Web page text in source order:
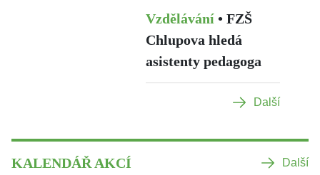
Vzdělávání • FZŠ
Chlupova hledá
asistenty pedagoga
Další
KALENDÁŘ AKCÍ Další